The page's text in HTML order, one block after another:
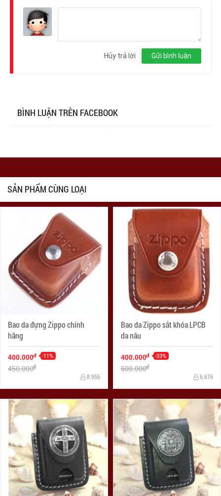
Gửi bình luận
Hủy trả lời
BÌNH LUẬN TRÊN FACEBOOK
SẢN PHẨM CÙNG LOẠI
Bao da đựng Zippo chính
hãng
400.000đ -11%
450.000đ
8.956
Bao da Zippo sắt khóa LPCB
da nâu
400.000đ -33%
600.000đ
6.676